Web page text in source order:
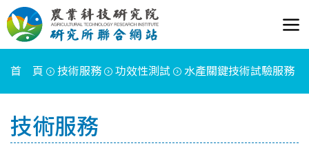
首 頁 技術服務 功效性測試 水產關鍵技術試驗服務
技術服務